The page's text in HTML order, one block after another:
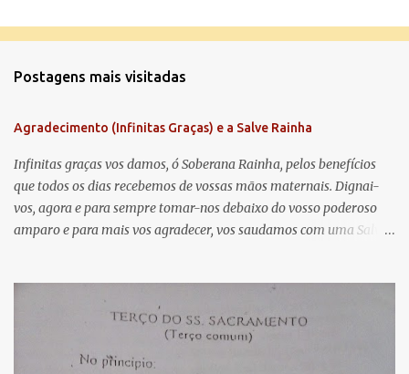
e
t
á
r
i
o
Postagens mais visitadas
Agradecimento (Infinitas Graças) e a Salve Rainha
Infinitas graças vos damos, ó Soberana Rainha, pelos benefícios
que todos os dias recebemos de vossas mãos maternais. Dignai-
vos, agora e para sempre tomar-nos debaixo do vosso poderoso
amparo e para mais vos agradecer, vos saudamos com uma Salve
lágrimas. Eia, pois, Advogada nossa, estes vossos olhos
misericordiosos a nós volvei, e depois deste desterro, mostrai-nos
Jesus. Bendito é o fruto do vosso ventre, ó clemente, ó piedosa, ó